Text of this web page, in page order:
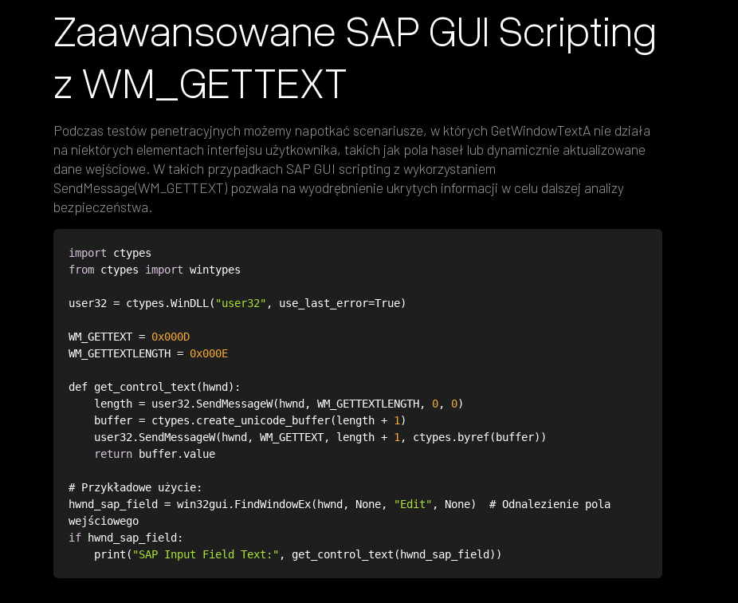
Zaawansowane SAP GUI Scripting
z WM_GETTEXT
Podczas testów penetracyjnych możemy napotkać scenariusze, w których GetWindowTextA nie działa
na niektórych elementach interfejsu użytkownika, takich jak pola haseł lub dynamicznie aktualizowane
dane wejściowe. W takich przypadkach SAP GUI scripting z wykorzystaniem
SendMessage(WM_GETTEXT) pozwala na wyodrębnienie ukrytych informacji w celu dalszej analizy
bezpieczeństwa.
import
from ctypes import
user32 = ctypes.WinDLL( "user32"
WM_GETTEXT = 0x000D
WM_GETTEXTLENGTH = 0x000E
    length = user32.SendMessageW(hwnd, WM_GETTEXTLENGTH,
0, 0
    buffer = ctypes.create_unicode_buffer(length +
1
    user32.SendMessageW(hwnd, WM_GETTEXT, length +
1
return
hwnd_sap_field = win32gui.FindWindowEx(hwnd, None,
"Edit" , None)  # Odnalezienie pola
if
    print(
"SAP Input Field Text:" , get_control_text(hwnd_sap_field))